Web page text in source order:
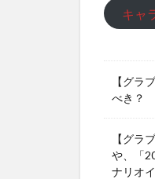
キャ
【グラ
べき？
【グラ
や、「
ナリオ